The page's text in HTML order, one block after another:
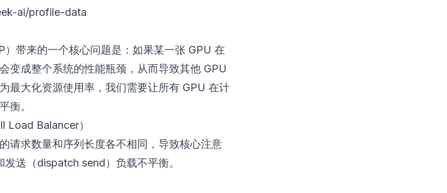
ai/profile-data
）带来的一个核心问题是：如果某一张 GPU 在
变成整个系统的性能瓶颈，从而导致其他 GPU
最大化资源使用率，我们需要让所有 GPU 在计
衡。
Load Balancer）
请求数量和序列长度各不相同，导致核心注意
送（dispatch send）负载不平衡。